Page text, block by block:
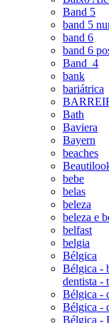
Band 5
band 5
band 6
band 6
Band_4
bank
bariátrica
Bath
Baviera
Bayern
beaches
bebe
belas
beleza
beleza e
belfast
belgia
Bélgica
Bélgica -
dentista -
Bélgica -
Bélgica -
Bélgica -